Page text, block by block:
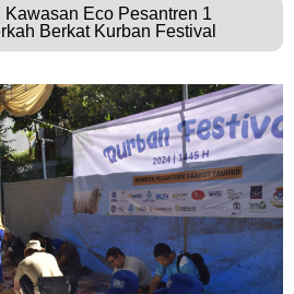
Eco Pesantren 1
Berkat Kurban Festival